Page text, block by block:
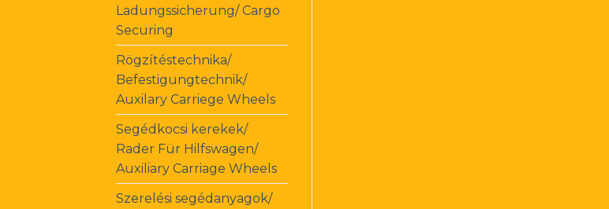
Ladungssicherung/ Cargo
Securing
Rögzítéstechnika/
Befestigungtechnik/
Auxilary Carriege Wheels
Segédkocsi kerekek/
Rader Für Hilfswagen/
Auxiliary Carriage Wheels
Szerelési segédanyagok/